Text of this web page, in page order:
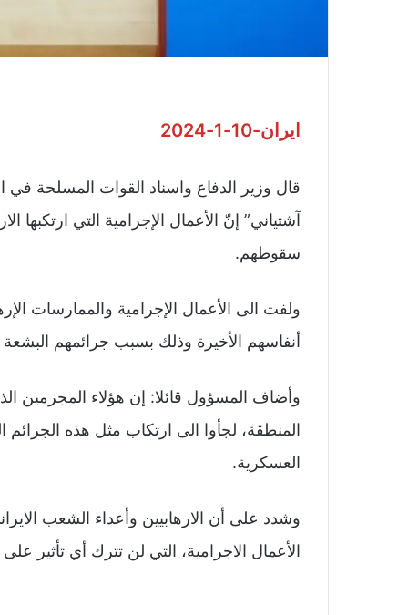
ايران-10-1-2024
قال وزير الدفاع واسناد القوات المسلحة في
آشتياني” إنّ الأعمال الإجرامية التي
سقوطهم.
ولفت الى الأعمال الإجرامية والممارسات
أنفاسهم الأخيرة وذلك بسبب جرائمهم
وأضاف المسؤول قائلا: إن هؤلاء المجرمين
المنطقة، لجأوا الى ارتكاب مثل هذه الجرائم
العسكرية.
وشدد على أن الارهابيين وأعداء الشعب
الأعمال الاجرامية، التي لن تترك أي تأثير